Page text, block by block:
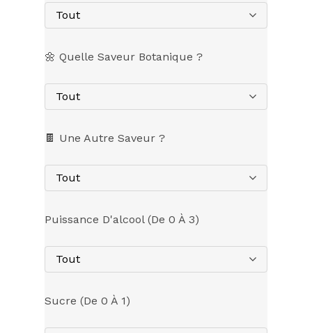
Tout
🌼 Quelle Saveur Botanique ?
Tout
🍫 Une Autre Saveur ?
Tout
Puissance D'alcool (de 0 À 3)
Tout
Sucre (de 0 À 1)